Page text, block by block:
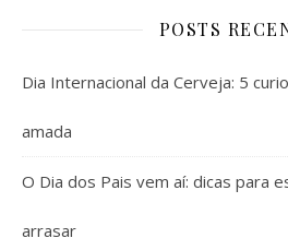
POSTS
Dia Internacional da Cerveja: 5
amada
O Dia dos Pais vem aí: dicas para
arrasar